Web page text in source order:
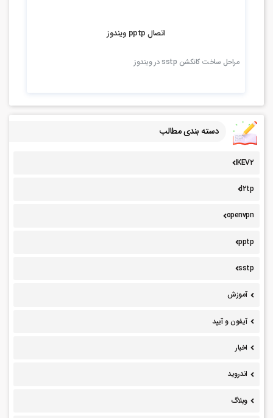
اتصال pptp ویندوز
مراحل ساخت کانکشن sstp در ویندوز
دسته بندی مطالب
IKEV2
l2tp
openvpn
pptp
sstp
آموزش
آیفون و آیپد
اخبار
اندروید
وبلاگ